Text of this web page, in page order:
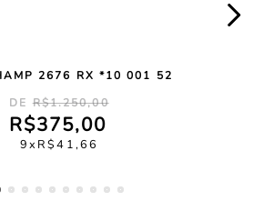
2676 RX *10 001 52
R$1.250,00
R$375,00
9 R$41,66